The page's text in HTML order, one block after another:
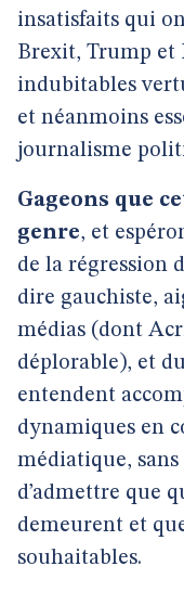
insatisfaits qui
Brexit, Trump
indubitables
et néanmoins
journalisme
Gageons que
genre, et
de la régression
dire gauchiste,
médias (dont
déplorable), et
entendent
dynamiques en
médiatique,
d’admettre que
demeurent et
souhaitables.